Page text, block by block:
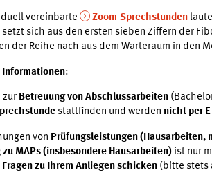
vereinbarte Zoom-Sprechstunden
setzt sich aus den ersten sieben Ziffern der
der Reihe nach aus dem Warteraum in den
:
zur Betreuung von Abschlussarbeiten
stattfinden und werden nicht per
von Prüfungsleistungen (Hausarbeiten,
zu MAPs (insbesondere Hausarbeiten) ist nur
zu Ihrem Anliegen schicken (bitte stets